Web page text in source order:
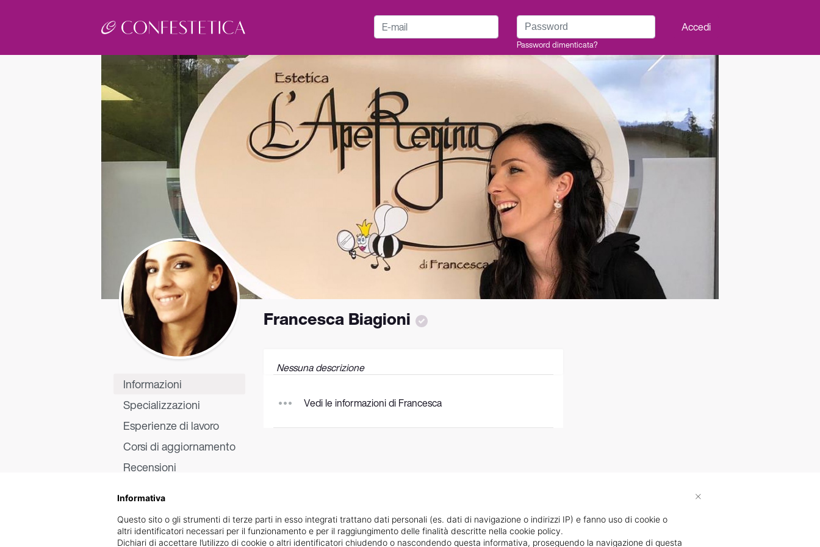
E-mail Password
Password dimenticata?
Accedi
Informazioni
Specializzazioni
Esperienze di lavoro
Corsi di aggiornamento
Recensioni
Francesca Biagioni
Nessuna descrizione
Vedi le informazioni di Francesca
Informativa
Questo sito o gli strumenti di terze parti in esso integrati trattano dati personali (es. dati di navigazione o indirizzi IP) e fanno uso di cookie o
altri identificatori necessari per il funzionamento e per il raggiungimento delle finalità descritte nella cookie policy.
Dichiari di accettare l’utilizzo di cookie o altri identificatori chiudendo o nascondendo questa informativa, proseguendo la navigazione di questa
×